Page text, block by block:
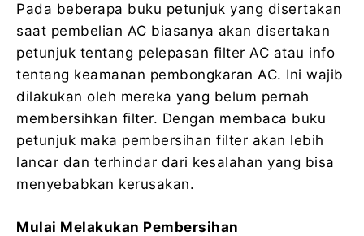
Pada beberapa buku petunjuk yang disertakan
saat pembelian AC biasanya akan disertakan
petunjuk tentang pelepasan filter AC atau info
tentang keamanan pembongkaran AC. Ini wajib
dilakukan oleh mereka yang belum pernah
membersihkan filter. Dengan membaca buku
petunjuk maka pembersihan filter akan lebih
lancar dan terhindar dari kesalahan yang bisa
menyebabkan kerusakan.
Mulai Melakukan Pembersihan